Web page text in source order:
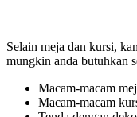
Selain meja dan kursi,
mungkin anda butuhkan
Macam-macam
Macam-macam